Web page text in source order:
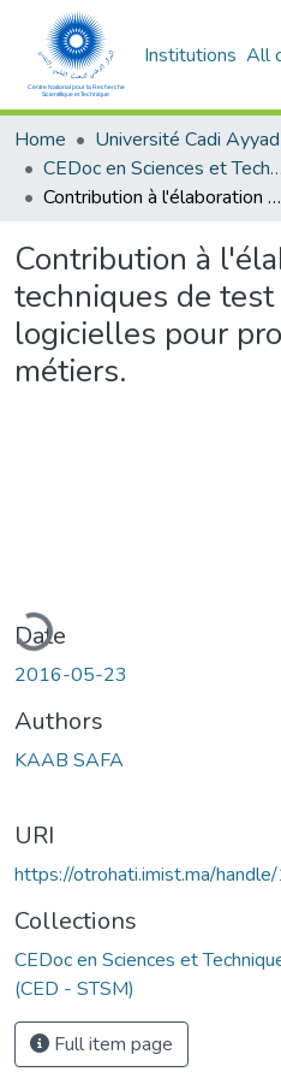
Institutions All
Home
CEDoc en Sciences et Techniques et Sciences Médicales (CED - STSM)
Contribution à l'élaboration de techniques de test de composantes logicielles pour produits multi métiers.
Contribution à
techniques de
logicielles pour
métiers.
Date
2016-05-23
Authors
KAAB SAFA
URI
https://otrohati.imist.ma/
Collections
CEDoc en Sciences et
(CED - STSM)
Full item page